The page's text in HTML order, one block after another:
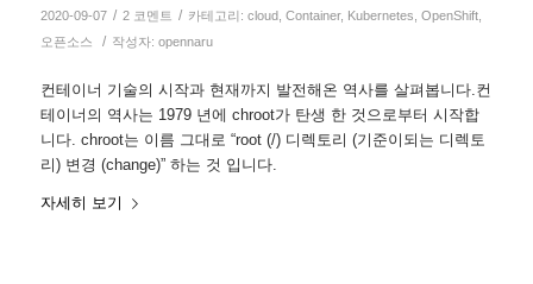
2020-09-07 / 2 코멘트 / 카테고리: cloud, Container, Kubernetes OpenShift,
오픈소스
/ 작성자: opennaru
컨테이너 기술의 시작과 현재까지 발전해온 역사를 살펴봅니다.컨
테이너의 역사는 1979 년에 chroot가 탄생 한 것으로부터 시작합
니다. chroot는 이름 그대로 “root (/) 디렉토리 (기준이되는 디렉토
리) 변경 (change)” 하는 것 입니다.
자세히 보기